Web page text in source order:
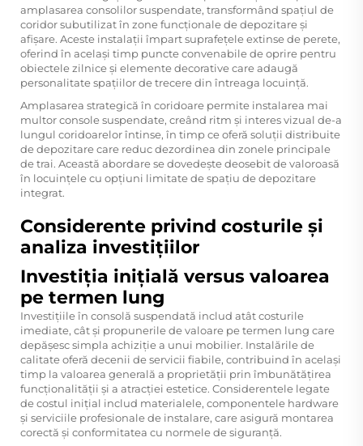
amplasarea consolilor suspendate, transformând spațiul de
coridor subutilizat în zone funcționale de depozitare și
afișare. Aceste instalații împart suprafețele extinse de perete,
oferind în același timp puncte convenabile de oprire pentru
obiectele zilnice și elemente decorative care adaugă
personalitate spațiilor de trecere din întreaga locuință.
Amplasarea strategică în coridoare permite instalarea mai
multor console suspendate, creând ritm și interes vizual de-a
lungul coridoarelor întinse, în timp ce oferă soluții distribuite
de depozitare care reduc dezordinea din zonele principale
de trai. Această abordare se dovedește deosebit de valoroasă
în locuințele cu opțiuni limitate de spațiu de depozitare
integrat.
Considerente privind costurile și
analiza investițiilor
Investiția inițială versus valoarea
pe termen lung
Investițiile în consolă suspendată includ atât costurile
imediate, cât și propunerile de valoare pe termen lung care
depășesc simpla achiziție a unui mobilier. Instalările de
calitate oferă decenii de servicii fiabile, contribuind în același
timp la valoarea generală a proprietății prin îmbunătățirea
funcționalității și a atracției estetice. Considerentele legate
de costul inițial includ materialele, componentele hardware
și serviciile profesionale de instalare, care asigură montarea
corectă și conformitatea cu normele de siguranță.